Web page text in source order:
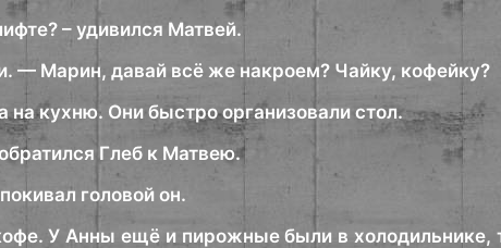
– удивился Матвей.
— Марин, давай всё же накроем? Чайку, кофейку?
кухню. Они быстро организовали стол.
Глеб к Матвею.
головой он.
У Анны ещё и пирожные были в холодильнике,